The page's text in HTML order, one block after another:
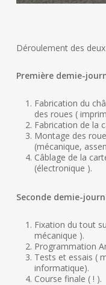
Déroulement des
Première demie-
Fabrication du
des roues (
Fabrication de la
Montage des
(mécanique,
Câblage de la
(électronique ).
Seconde demie-
Fixation du tout
mécanique ).
Programmation
Tests et essais (
informatique).
Course finale ( ! ).